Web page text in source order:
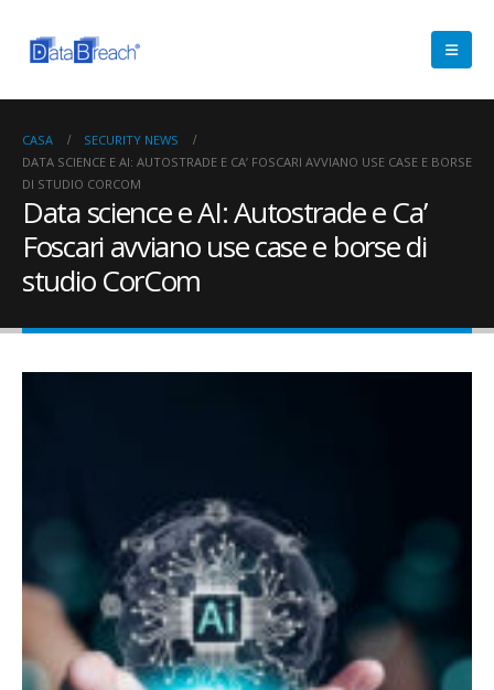
CASA
SECURITY NEWS
DATA SCIENCE E AI: AUTOSTRADE E CA’ FOSCARI AVVIANO USE CASE E BORSE
DI STUDIO CORCOM
Data science e AI: Autostrade e Ca’
Foscari avviano use case e borse di
studio CorCom